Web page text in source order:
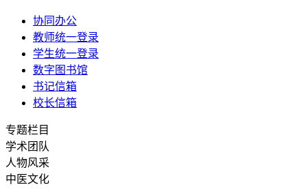
协同办公
教师统一登录
学生统一登录
数字图书馆
书记信箱
校长信箱
专题栏目
学术团队
人物风采
中医文化